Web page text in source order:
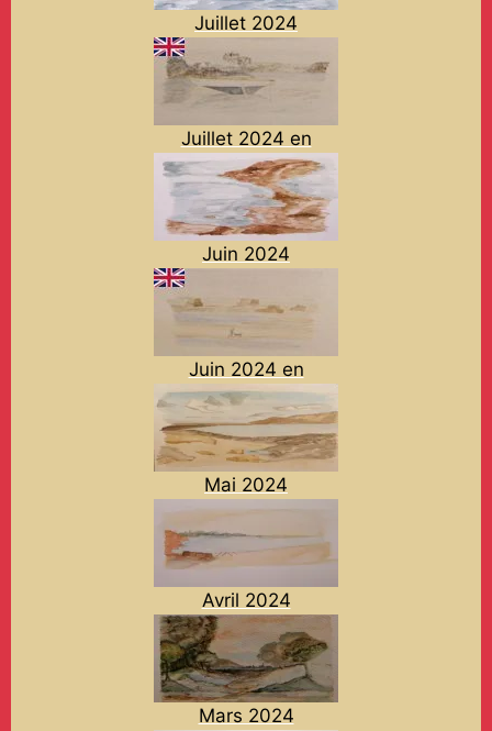
Juillet 2024
Juillet 2024 en
Juin 2024
Juin 2024 en
Mai 2024
Avril 2024
Mars 2024